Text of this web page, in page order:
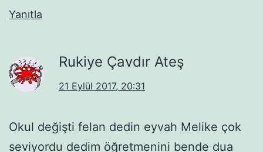
Yanıtla
Rukiye Çavdır Ateş
21 Eylül 2017, 20:31
Okul değişti felan dedin eyvah Melike çok
seviyordu dedim öğretmenini bende dua